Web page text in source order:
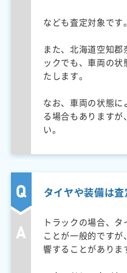
なども査定対象です。
また、北海道空知
ックでも、車両の
たします。
なお、車両の状態
る場合もありますが
い。
タイヤや装備は
トラックの場合、
ことが一般的です
響することがありま